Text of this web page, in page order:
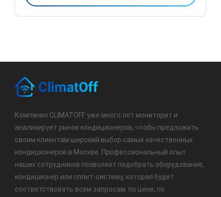
Компания CLIMATOFF уже много лет мониторит и
анализирует рынок кондиционеров, чтобы предложить
своим клиентам широкий выбор самых качественных
кондиционеров в Москве. Профессиональный опыт
наших сотрудников позволяет подобрать оборудование,
кондиционер или сплит-систему, которая будет
соответствовать всем запросам: по цене, по